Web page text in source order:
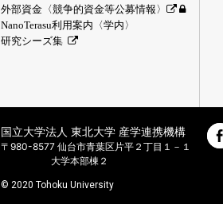
外部資金〈競争的資金等公募情報〉
NanoTerasu利用案内〈学内〉
研究シーズ集
国立大学法人 東北大学 産学連携機構
〒980-8577 仙台市青葉区片平２丁目１－１
大学本部棟２
© 2020 Tohoku University